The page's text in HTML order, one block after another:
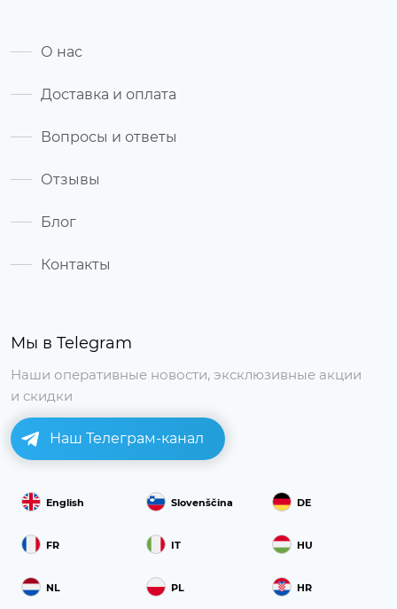
Мы в Telegram
Наши оперативные новости, эксклюзивные акции
и скидки
Наш Телеграм-канал
English Slovenščina DE
FR IT HU
NL PL HR
О нас
Доставка и оплата
Вопросы и ответы
Отзывы
Блог
Контакты